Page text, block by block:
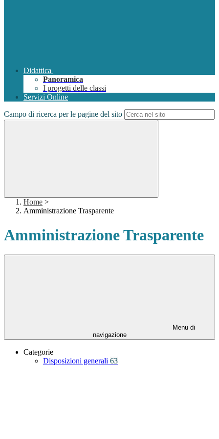
Didattica
Panoramica
I progetti delle classi
Servizi Online
Campo di ricerca per le pagine del sito
Home >
Amministrazione Trasparente
Amministrazione Trasparente
Menu di
navigazione
Categorie
Disposizioni generali 63